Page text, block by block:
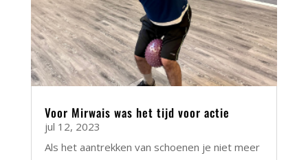
Voor Mirwais was het tijd voor actie
jul 12, 2023
Als het aantrekken van schoenen je niet meer